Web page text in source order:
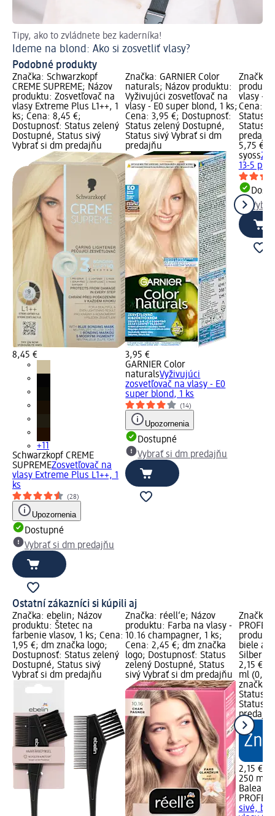
Tipy, ako to zvládnete bez kaderníka!
Ideme na blond: Ako si zosvetliť vlasy?
Podobné produkty
Značka: Schwarzkopf
CREME SUPREME; Názov
produktu: Zosvetľovač na
vlasy Extreme Plus L1++, 1
ks; Cena: 8,45 €;
Dostupnosť: Status zelený
Dostupné, Status sivý
Vybrať si dm predajňu
8,45 €
+11
Schwarzkopf CREME
SUPREMEZosvetľovač na
vlasy Extreme Plus L1++, 1
ks
(28)
Upozornenia
Dostupné
Vybrať si dm predajňu
Značka: GARNIER Color
naturals; Názov produktu:
Vyživujúci zosvetľovač na
vlasy - E0 super blond, 1 ks;
Cena: 3,95 €; Dostupnosť:
Status zelený Dostupné,
Status sivý Vybrať si dm
predajňu
3,95 €
GARNIER Color
naturalsVyživujúci
zosvetľovač na vlasy - E0
super blond, 1 ks
(14)
Upozornenia
Dostupné
Vybrať si dm predajňu
Značka:
vlasy -
Cena:
Status
Status
predajňu
5,75 €
syoss
13-5
Ostatní zákazníci si kúpili aj
Značka: ebelin; Názov
produktu: Štetec na
farbenie vlasov, 1 ks; Cena:
1,95 €; dm značka logo;
Dostupnosť: Status zelený
Dostupné, Status sivý
Vybrať si dm predajňu
Značka: réell‘e; Názov
produktu: Farba na vlasy -
10.16 champagner, 1 ks;
Cena: 2,45 €; dm značka
logo; Dostupnosť: Status
zelený Dostupné, Status
sivý Vybrať si dm predajňu
Značka:
biele a
Silber
2,15 €;
ml (0,86
značka
Status
Status
predajňu
2,15 €
250 ml
Balea
sivé,